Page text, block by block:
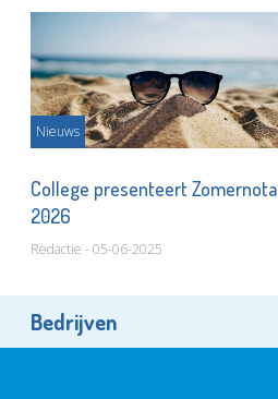
Nieuws
College presenteert Zomernota
2026
Redactie - 05-06-2025
Bedrijven